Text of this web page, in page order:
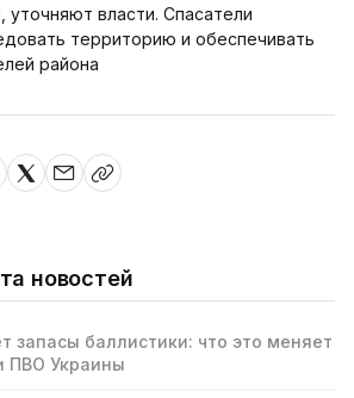
уточняют власти. Спасатели
территорию и обеспечивать
района
новостей
запасы баллистики: что это меняет
ПВО Украины